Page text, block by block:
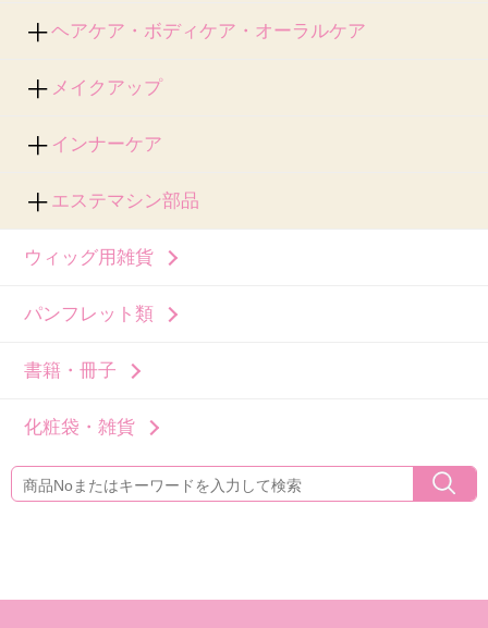
ヘアケア・ボディケア・オーラルケア
メイクアップ
インナーケア
エステマシン部品
ウィッグ用雑貨
パンフレット類
書籍・冊子
化粧袋・雑貨